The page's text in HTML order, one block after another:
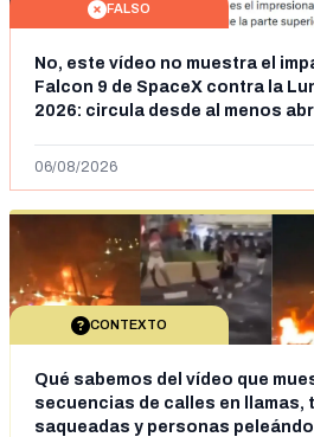
FALSO
No, este vídeo no muestra el
Falcon 9 de SpaceX contra la
2026: circula desde al menos
06/08/2026
CONTEXTO
Qué sabemos del vídeo que
secuencias de calles en llamas,
saqueadas y personas